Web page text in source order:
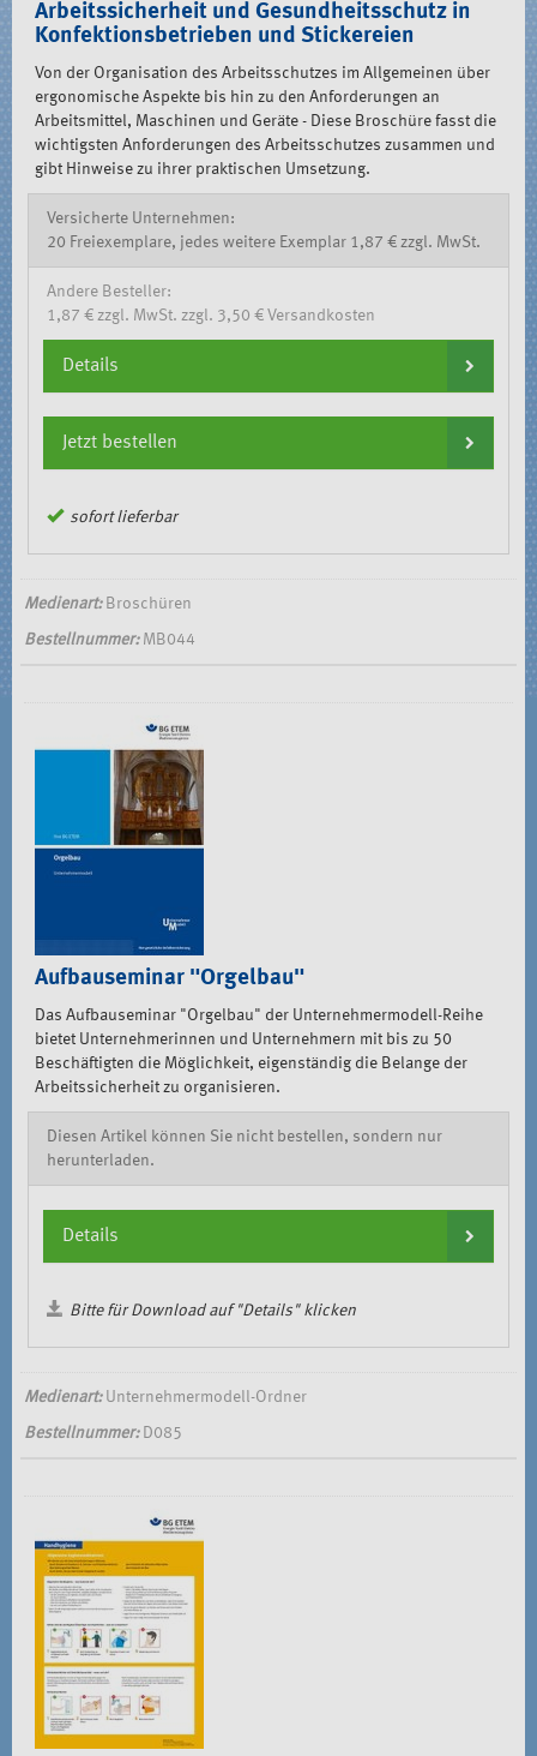
Arbeitssicherheit und Gesundheitsschutz in
Konfektionsbetrieben und Stickereien
Von der Organisation des Arbeitsschutzes im Allgemeinen über
ergonomische Aspekte bis hin zu den Anforderungen an
Arbeitsmittel, Maschinen und Geräte - Diese Broschüre fasst die
wichtigsten Anforderungen des Arbeitsschutzes zusammen und
gibt Hinweise zu ihrer praktischen Umsetzung.
Versicherte Unternehmen:
20 Freiexemplare, jedes weitere Exemplar 1,87 € zzgl. MwSt.
Andere Besteller:
1,87 € zzgl. MwSt. zzgl. 3,50 € Versandkosten
Details
Jetzt bestellen
sofort lieferbar
Medienart:Broschüren
Bestellnummer:MB044
Aufbauseminar "Orgelbau"
Das Aufbauseminar "Orgelbau" der Unternehmermodell-Reihe
bietet Unternehmerinnen und Unternehmern mit bis zu 50
Beschäftigten die Möglichkeit, eigenständig die Belange der
Arbeitssicherheit zu organisieren.
Diesen Artikel können Sie nicht bestellen, sondern nur
herunterladen.
Details
Bitte für Download auf "Details" klicken
Medienart:Unternehmermodell-Ordner
Bestellnummer:D085